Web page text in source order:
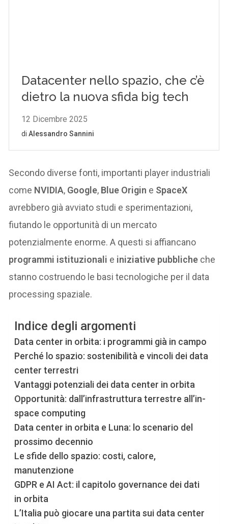
Secondo diverse fonti, importanti player industriali
come NVIDIA, Google, Blue Origin e SpaceX
avrebbero già avviato studi e sperimentazioni,
fiutando le opportunità di un mercato
potenzialmente enorme. A questi si affiancano
programmi istituzionali e iniziative pubbliche che
stanno costruendo le basi tecnologiche per il data
processing spaziale.
Indice degli argomenti
Data center in orbita: i programmi già in campo
Perché lo spazio: sostenibilità e vincoli dei data
center terrestri
Vantaggi potenziali dei data center in orbita
Opportunità: dall’infrastruttura terrestre all’in-
space computing
Data center in orbita e Luna: lo scenario del
prossimo decennio
Le sfide dello spazio: costi, calore,
manutenzione
GDPR e AI Act: il capitolo governance dei dati
in orbita
L’Italia può giocare una partita sui data center